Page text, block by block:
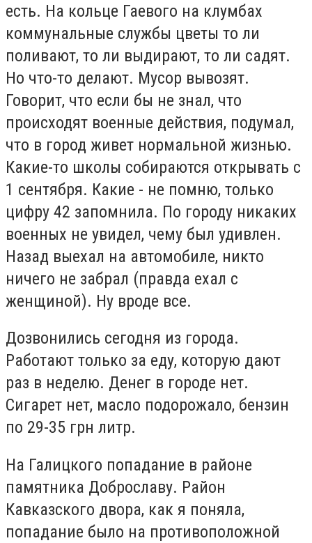
есть. На кольце Гаевого на клумбах
коммунальные службы цветы то ли
поливают, то ли выдирают, то ли садят.
Но что-то делают. Мусор вывозят.
Говорит, что если бы не знал, что
происходят военные действия, подумал,
что в город живет нормальной жизнью.
Какие-то школы собираются открывать с
1 сентября. Какие - не помню, только
цифру 42 запомнила. По городу никаких
военных не увидел, чему был удивлен.
Назад выехал на автомобиле, никто
ничего не забрал (правда ехал с
женщиной). Ну вроде все.
Дозвонились сегодня из города.
Работают только за еду, которую дают
раз в неделю. Денег в городе нет.
Сигарет нет, масло подорожало, бензин
по 29-35 грн литр.
На Галицкого попадание в районе
памятника Доброславу. Район
Кавказского двора, как я поняла,
попадание было на противоположной